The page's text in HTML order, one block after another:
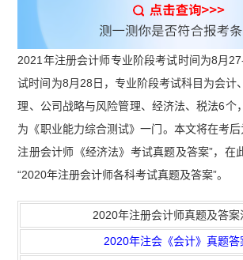
2021年注册会计师专业阶段考试时间为8月
试时间为8月28日，专业阶段考试科目为会计
理、公司战略与风险管理、经济法、税法6个
为《职业能力综合测试》一门。本文将在考
注册会计师《经济法》考试真题及答案”，在
“2020年注册会计师各科考试真题及答案”。
2020年注册会计师真题及答案
2020年注会《会计》真题答